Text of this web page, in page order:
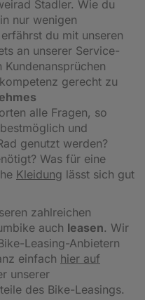
Stadler. Wie du
nur wenigen
du mit unseren
an unserer Service-
gerecht zu
alle Fragen, so
und
genutzt werden?
Was für eine
Kleidung lässt sich gut
zahlreichen
auch leasen. Wir
Leasing-Anbietern
einfach hier auf
unserer
des Bike-Leasings.